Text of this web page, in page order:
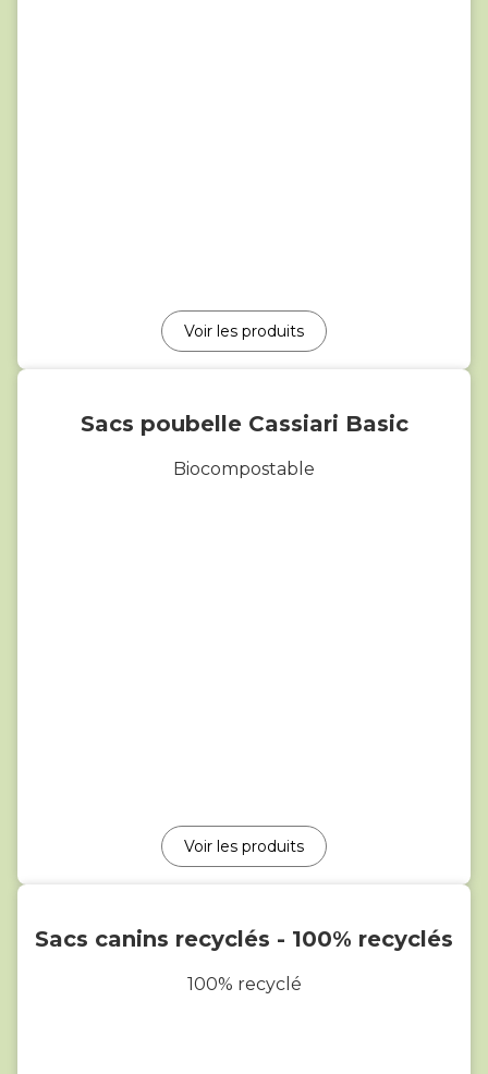
Voir les produits
Sacs poubelle Cassiari Basic
Biocompostable
Voir les produits
Sacs canins recyclés - 100% recyclés
100% recyclé